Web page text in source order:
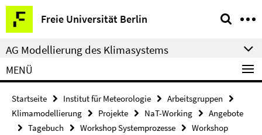
Springe
direkt
zu
Inhalt
Freie Universität Berlin
Service-
Navigation
AG Modellierung des Klimasystems
MENÜ
Startseite Institut für Meteorologie
Arbeitsgruppen
Klimamodellierung
Projekte NaT-Working
Angebote
Tagebuch
Workshop Systemprozesse
Workshop